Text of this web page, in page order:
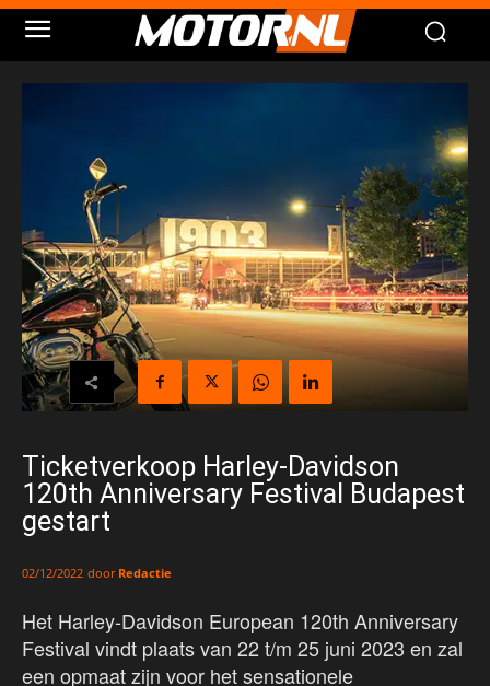
Ticketverkoop Harley-Davidson
120th Anniversary Festival Budapest
gestart
02/12/2022 door Redactie
Het Harley-Davidson European 120th Anniversary
Festival vindt plaats van 22 t/m 25 juni 2023 en zal
een opmaat zijn voor het sensationele